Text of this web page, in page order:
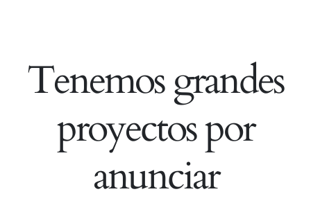
Tenemos grandes
proyectos por
anunciar